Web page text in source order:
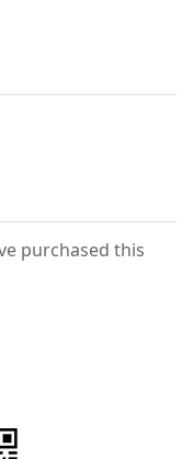
purchased this